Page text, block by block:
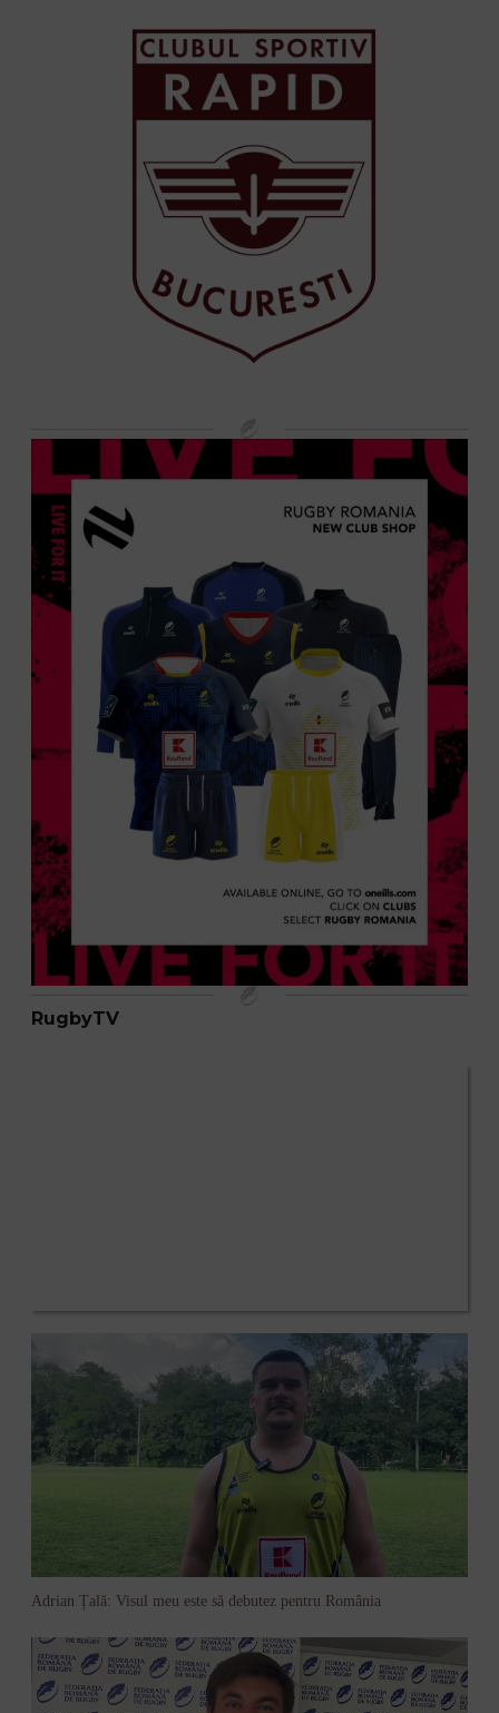
RugbyTV
Adrian Țală: Visul meu este să debutez pentru România